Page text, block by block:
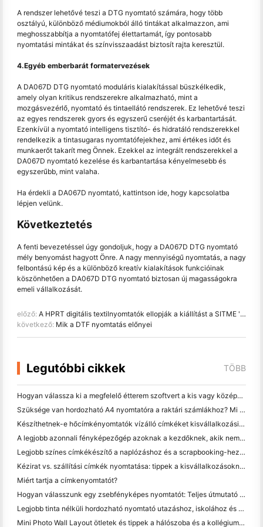
A rendszer lehetővé teszi a DTG nyomtató számára, hogy több
osztályú, különböző médiumokból álló tintákat alkalmazzon, ami
meghosszabbítja a nyomtatófej élettartamát, így pontosabb
nyomtatási mintákat és színvisszaadást biztosít rajta keresztül.
4.Egyéb emberbarát formatervezések
A DA067D DTG nyomtató moduláris kialakítással büszkélkedik,
amely olyan kritikus rendszerekre alkalmazható, mint a
mozgásvezérlő, nyomtató és tintaellátó rendszerek. Ez lehetővé teszi
az egyes rendszerek gyors és egyszerű cseréjét és karbantartását.
Ezenkívül a nyomtató intelligens tisztító- és hidratáló rendszerekkel
rendelkezik a tintasugaras nyomtatófejekhez, ami értékes időt és
munkaerőt takarít meg Önnek. Ezekkel az integrált rendszerekkel a
DA067D nyomtató kezelése és karbantartása kényelmesebb és
egyszerűbb, mint valaha.
Ha érdekli a DA067D nyomtató, kattintson ide, hogy kapcsolatba
lépjen velünk.
Következtetés
A fenti bevezetéssel úgy gondoljuk, hogy a DA067D DTG nyomtató
mély benyomást hagyott Önre. A nagy mennyiségű nyomtatás, a nagy
felbontású kép és a különböző kreatív kialakítások funkcióinak
köszönhetően a DA067D DTG nyomtató biztosan új magasságokra
emeli vállalkozását.
előző: A HPRT digitális textilnyomtatók ellopják a kiállítást a SITME '23-án: bemutatják a DA182T Plus-t & DA188S
következő: Mik a DTF nyomtatás előnyei
Legutóbbi cikkek TÖBB
Hogyan válassza ki a megfelelő étterem szoftvert a kis vagy középméretű étteremhez
Szüksége van hordozható A4 nyomtatóra a raktári számlákhoz? Mi valójában működik
Készíthetnek-e hőcímkényomtatók vízálló címkéket kisvállalkozási termékekhez?
A legjobb azonnali fényképezőgép azoknak a kezdőknek, akik nem akarnak papírt pazarolni
Legjobb színes címkékészítő a naplózáshoz és a scrapbooking-hez: több szín minden oldalhoz
Kézirat vs. szállítási címkék nyomtatása: tippek a kisvállalkozásoknak 2026-ban
Miért tartja a címkenyomtatót?
Hogyan válasszunk egy zsebfényképes nyomtatót: Teljes útmutató a naplózáshoz, utazáshoz és az iPhone-felhasználókhoz
Legjobb tinta nélküli hordozható nyomtató utazáshoz, iskolához és mobil munkához: Hanin MT620 Pro felülvizsgálat
Mini Photo Wall Layout ötletek és tippek a hálószoba és a kollégium díszítése